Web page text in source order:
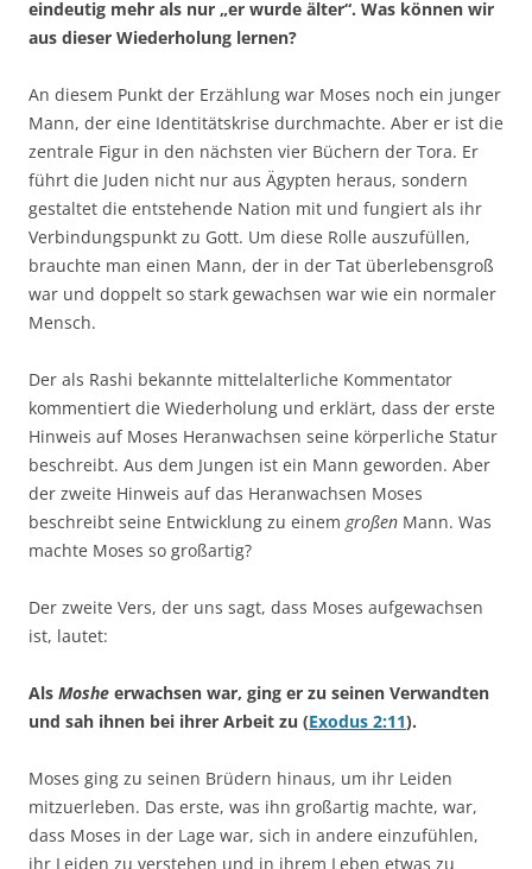
eindeutig mehr als nur „er wurde älter“. Was können wir
aus dieser Wiederholung lernen?
An diesem Punkt der Erzählung war Moses noch ein junger
Mann, der eine Identitätskrise durchmachte. Aber er ist die
zentrale Figur in den nächsten vier Büchern der Tora. Er
führt die Juden nicht nur aus Ägypten heraus, sondern
gestaltet die entstehende Nation mit und fungiert als ihr
Verbindungspunkt zu Gott. Um diese Rolle auszufüllen,
brauchte man einen Mann, der in der Tat überlebensgroß
war und doppelt so stark gewachsen war wie ein normaler
Mensch.
Der als Rashi bekannte mittelalterliche Kommentator
kommentiert die Wiederholung und erklärt, dass der erste
Hinweis auf Moses Heranwachsen seine körperliche Statur
beschreibt. Aus dem Jungen ist ein Mann geworden. Aber
der zweite Hinweis auf das Heranwachsen Moses
beschreibt seine Entwicklung zu einem großen Mann. Was
machte Moses so großartig?
Der zweite Vers, der uns sagt, dass Moses aufgewachsen
ist, lautet:
Als Moshe erwachsen war, ging er zu seinen Verwandten
und sah ihnen bei ihrer Arbeit zu (Exodus 2:11).
Moses ging zu seinen Brüdern hinaus, um ihr Leiden
mitzuerleben. Das erste, was ihn großartig machte, war,
dass Moses in der Lage war, sich in andere einzufühlen,
ihr Leiden zu verstehen und in ihrem Leben etwas zu